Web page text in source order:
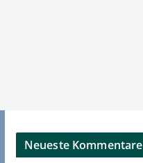
Neueste Kommentare